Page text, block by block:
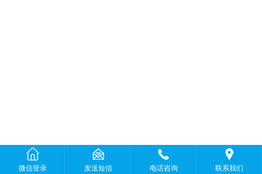
微信登录 发送短信 电话咨询 联系我们